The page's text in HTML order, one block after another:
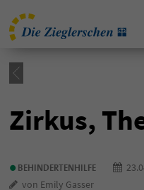
Zirkus,
• BEHINDERTENHILFE
von Emily Gasser